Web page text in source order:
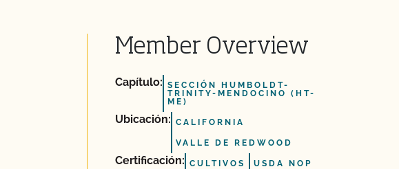
Member Overview
Capítulo: SECCIÓN HUMBOLDT-
TRINITY-MENDOCINO (HT-
ME)
Ubicación: CALIFORNIA
VALLE DE REDWOOD
Certificación: CULTIVOS USDA NOP